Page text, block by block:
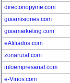
directoriopyme.com
guiamisiones.com
guiamarketing.com
eAfiliados.com
zonarural.com
infoempresarial.com
e-Vinos.com